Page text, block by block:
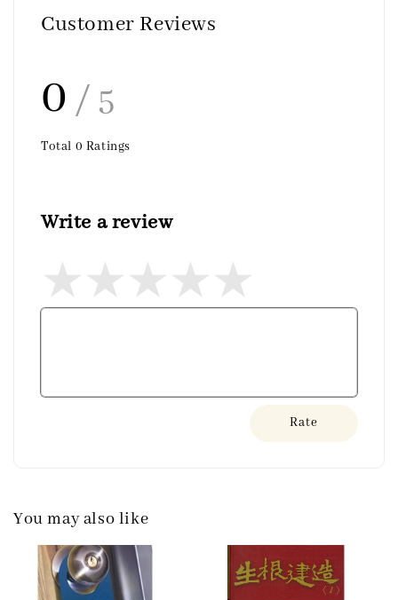
Customer Reviews
0 / 5
Total 0 Ratings
Write a review
Rate
You may also like